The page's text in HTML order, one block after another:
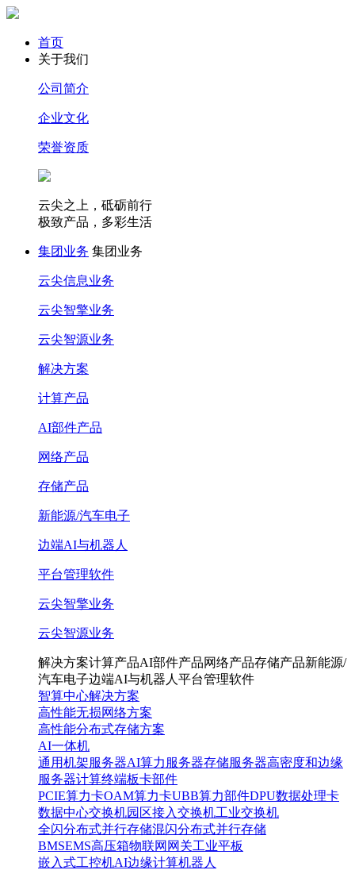
首页
关于我们
公司简介
企业文化
荣誉资质
云尖之上，砥砺前行
极致产品，多彩生活
集团业务 集团业务
云尖信息业务
云尖智擎业务
云尖智源业务
解决方案
计算产品
AI部件产品
网络产品
存储产品
新能源/汽车电子
边端AI与机器人
平台管理软件
云尖智擎业务
云尖智源业务
解决方案计算产品AI部件产品网络产品存储产品新能源/
汽车电子边端AI与机器人 平台管理软件
智算中心解决方案
高性能无损网络方案
高性能分布式存储方案
AI一体机
通用机架服务器AI算力服务器存储服务器高密度和边缘
服务器计算终端板卡部件
PCIE算力卡OAM算力卡UBB算力部件DPU数据处理卡
数据中心交换机园区接入交换机工业交换机
全闪分布式并行存储混闪分布式并行存储
BMSEMS高压箱物联网网关工业平板
嵌入式工控机AI边缘计算机器人